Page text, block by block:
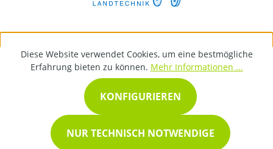
Diese Website verwendet Cookies, um eine bestmögliche
Erfahrung bieten zu können. Mehr Informationen ...
NUR TECHNISCH NOTWENDIGE
KONFIGURIEREN